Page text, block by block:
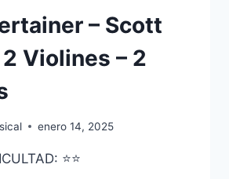
– Scott
Violines – 2
enero 14, 2025
⭐⭐